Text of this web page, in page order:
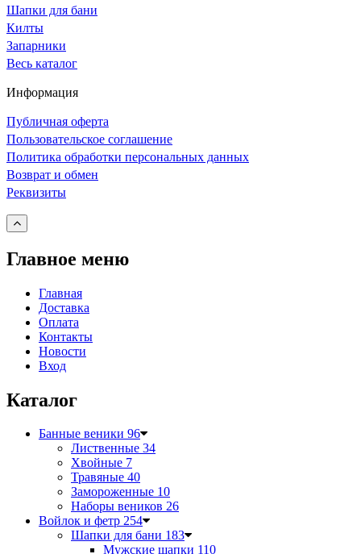
Шапки для бани
Килты
Запарники
Весь каталог
Информация
Публичная оферта
Пользовательское соглашение
Политика обработки персональных данных
Возврат и обмен
Реквизиты
Главное меню
Главная
Доставка
Оплата
Контакты
Новости
Вход
Каталог
Банные веники 96
Лиственные 34
Хвойные 7
Травяные 40
Замороженные 10
Наборы веников 26
Войлок и фетр 254
Шапки для бани 183
Мужские шапки 110